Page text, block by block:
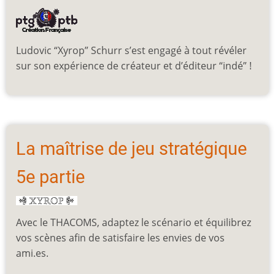
Ludovic “Xyrop” Schurr s’est engagé à tout révéler
sur son expérience de créateur et d’éditeur “indé” !
La maîtrise de jeu stratégique
5e partie
Avec le THACOMS, adaptez le scénario et équilibrez
vos scènes afin de satisfaire les envies de vos
ami.es.